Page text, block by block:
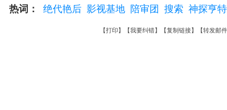
热词： 绝代艳后 影视基地 陪审团 搜索 神探亨
【打印 】【我要纠错】【复制链接】【转发邮件